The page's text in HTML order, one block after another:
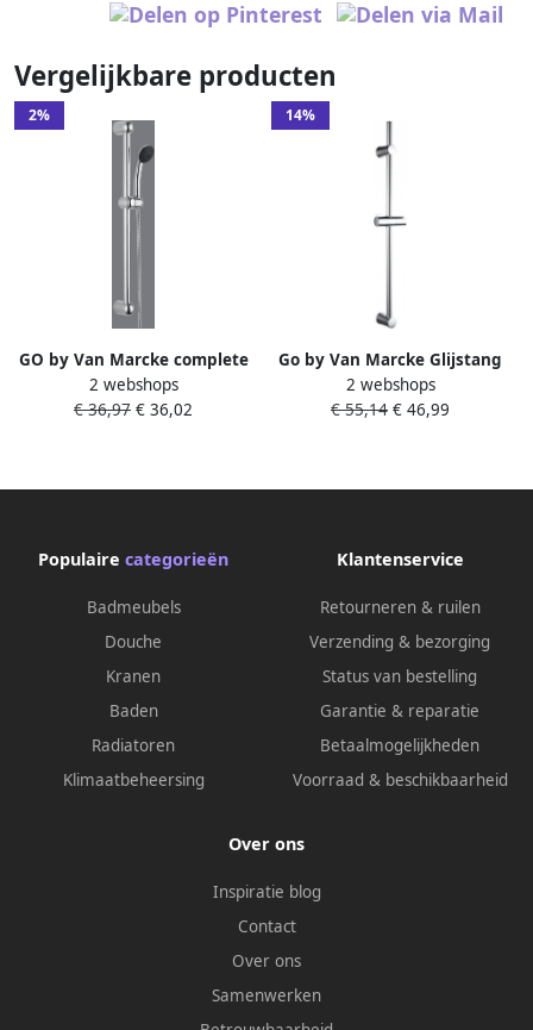
Vergelijkbare producten
2%
GO by Van Marcke complete
doucheset verchroomd 66
cm handdouche 1 jet
flexibel 150 cm SY-
2 webshops
€ 36,97 € 36,02
14%
Go by Van Marcke Glijstang
VM Keri 72cm Exclusief
Garnituur Chroom
2 webshops
€ 55,14 € 46,99
Populaire categorieën
Badmeubels
Douche
Kranen
Baden
Radiatoren
Klimaatbeheersing
Klantenservice
Retourneren & ruilen
Verzending & bezorging
Status van bestelling
Garantie & reparatie
Betaalmogelijkheden
Voorraad & beschikbaarheid
Over ons
Inspiratie blog
Contact
Over ons
Samenwerken